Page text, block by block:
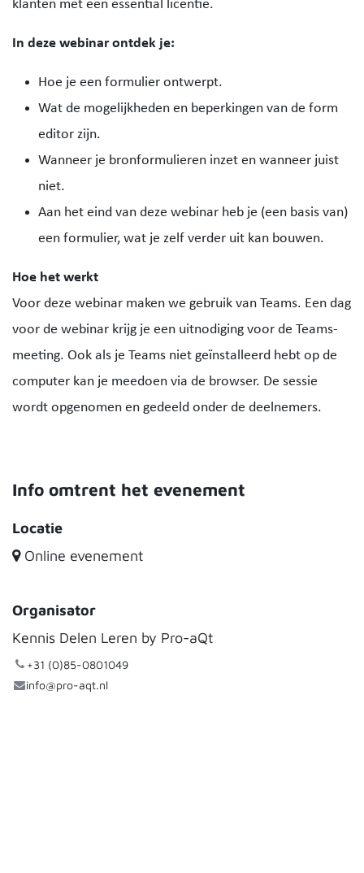
klanten met een essential licentie.
In deze webinar ontdek je:
Hoe je een formulier ontwerpt.
Wat de mogelijkheden en beperkingen van de form
editor zijn.
Wanneer je bronformulieren inzet en wanneer juist
niet.
Aan het eind van deze webinar heb je (een basis van)
een formulier, wat je zelf verder uit kan bouwen.
Hoe het werkt
Voor deze webinar maken we gebruik van Teams. Een dag
voor de webinar krijg je een uitnodiging voor de Teams-
meeting. Ook als je Teams niet geïnstalleerd hebt op de
computer kan je meedoen via de browser. De sessie
wordt opgenomen en gedeeld onder de deelnemers.
Info omtrent het evenement
Locatie
Online evenement
Organisator
Kennis Delen Leren by Pro-aQt
+31 (0)85-0801049
info@pro-aqt.nl